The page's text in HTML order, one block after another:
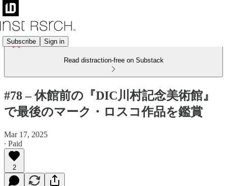
Subscribe Sign in
Read distraction-free on Substack
#78 – 休館前の『DIC川村記念美術館』
で最後のマーク・ロスコ作品を鑑賞
Mar 17, 2025
∙ Paid
2